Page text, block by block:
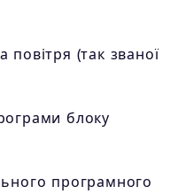
повітря (так званої
блоку
програмного